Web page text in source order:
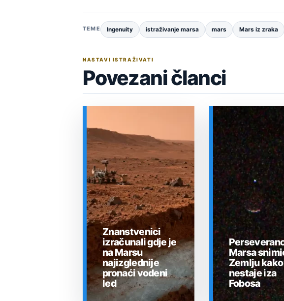
TEME Ingenuity istraživanje marsa mars Mars iz zraka
NASTAVI ISTRAŽIVATI
Povezani članci
Znanstvenici
izračunali gdje je
na Marsu
najizglednije
pronaći vodeni
led
Marsa
Zemlju kako
nestaje iza
Fobosa